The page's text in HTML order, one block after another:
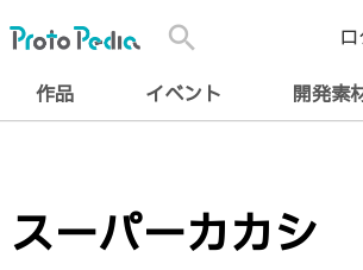
search
作品 イベント 開発素
スーパーカカシ